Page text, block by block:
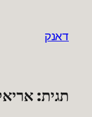
דאנק
תגית: